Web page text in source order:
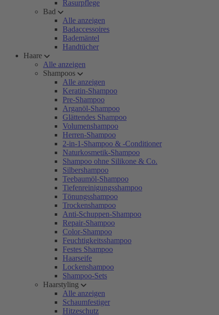
Rasurpflege
Bad
Alle anzeigen
Badaccessoires
Bademäntel
Handtücher
Haare
Alle anzeigen
Shampoos
Alle anzeigen
Keratin-Shampoo
Pre-Shampoo
Arganöl-Shampoo
Glättendes Shampoo
Volumenshampoo
Herren-Shampoo
2-in-1-Shampoo & -Conditioner
Naturkosmetik-Shampoo
Shampoo ohne Silikone & Co.
Silbershampoo
Teebaumöl-Shampoo
Tiefenreinigungsshampoo
Tönungsshampoo
Trockenshampoo
Anti-Schuppen-Shampoo
Repair-Shampoo
Color-Shampoo
Feuchtigkeitsshampoo
Festes Shampoo
Haarseife
Lockenshampoo
Shampoo-Sets
Haarstyling
Alle anzeigen
Schaumfestiger
Hitzeschutz